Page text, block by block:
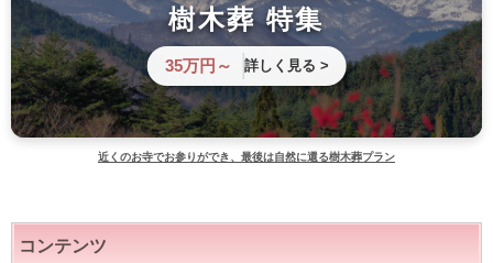
樹木葬 特集
35万円～ 詳しく見る >
近くのお寺でお参りができ、最後は自然に還る樹木葬プラン
コンテンツ